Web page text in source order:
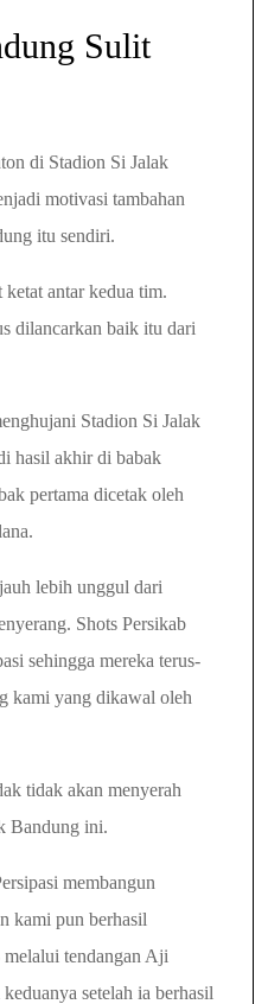
Sulit
di Stadion Si Jalak
motivasi tambahan
itu sendiri.
ketat antar kedua tim.
dilancarkan baik itu dari
Stadion Si Jalak
hasil akhir di babak
pertama dicetak oleh
lebih unggul dari
Shots Persikab
sehingga mereka terus-
kami yang dikawal oleh
tidak akan menyerah
Bandung ini.
membangun
kami pun berhasil
tendangan Aji
setelah ia berhasil